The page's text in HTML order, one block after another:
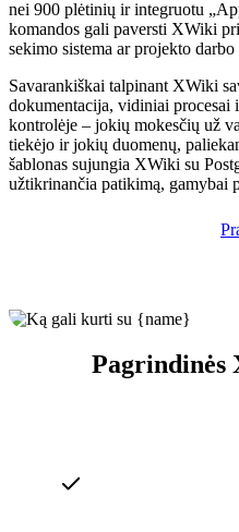
nei 900 plėtinių ir integruotu
komandos gali paversti XWiki
sekimo sistema ar projekto
Savarankiškai talpinant XWiki
dokumentacija, vidiniai procesai
kontrolėje – jokių mokesčių už
tiekėjo ir jokių duomenų,
šablonas sujungia XWiki su
užtikrinančia patikimą, gamybai
Pagrindinės